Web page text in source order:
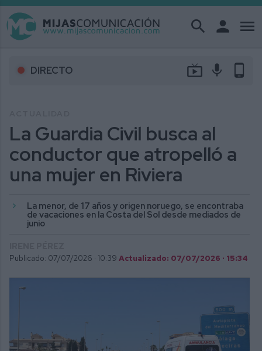
search person menu
DIRECTO live_tv mic phone_android
La Guardia Civil busca al
conductor que atropelló a
una mujer en Riviera
La menor, de 17 años y origen noruego, se encontraba
de vacaciones en la Costa del Sol desde mediados de
junio
Publicado: 07/07/2026 · 10:39 Actualizado: 07/07/2026 · 15:34